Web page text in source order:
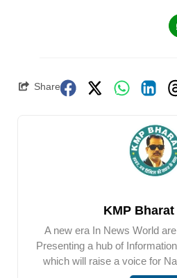
Share
KMP
A new era In News World
Presenting a hub of
which will raise a voice for